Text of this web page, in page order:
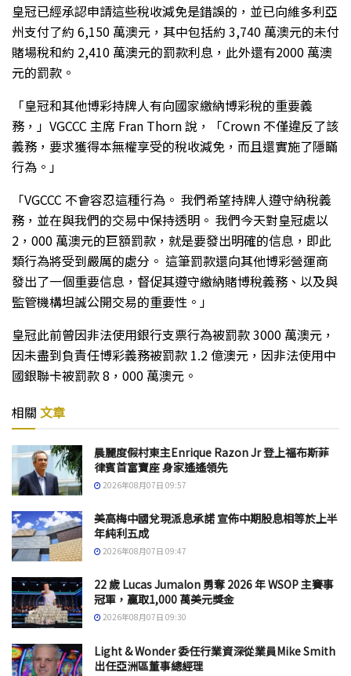
皇冠已經承認申請這些稅收減免是錯誤的，並已向維多利亞
州支付了約 6,150 萬澳元，其中包括約 3,740 萬澳元的未付
賭場稅和約 2,410 萬澳元的罰款利息，此外還有2000 萬澳
元的罰款。
「皇冠和其他博彩持牌人有向國家繳納博彩稅的重要義
務，」VGCCC 主席 Fran Thorn 說，「Crown 不僅違反了該
義務，要求獲得本無權享受的稅收減免，而且還實施了隱瞞
行為。」
「VGCCC 不會容忍這種行為。 我們希望持牌人遵守納稅義
務，並在與我們的交易中保持透明。 我們今天對皇冠處以
2，000 萬澳元的巨額罰款，就是要發出明確的信息，即此
類行為將受到嚴厲的處分。 這筆罰款還向其他博彩營運商
發出了一個重要信息，督促其遵守繳納賭博稅義務、以及與
監管機構坦誠公開交易的重要性。」
皇冠此前曾因非法使用銀行支票行為被罰款 3000 萬澳元，
因未盡到負責任博彩義務被罰款 1.2 億澳元，因非法使用中
國銀聯卡被罰款 8，000 萬澳元。
相關 文章
晨麗度假村東主Enrique Razon Jr 登上福布斯菲
律賓首富寶座 身家遙遙領先
2026年08月07日 09:57
美高梅中國兌現派息承諾 宣佈中期股息相等於上半
年純利五成
2026年08月07日 09:47
22 歲 Lucas Jumalon 勇奪 2026 年 WSOP 主賽事
冠軍，贏取1,000 萬美元獎金
2026年08月07日 09:30
Light & Wonder 委任行業資深從業員Mike Smith
出任亞洲區董事總經理